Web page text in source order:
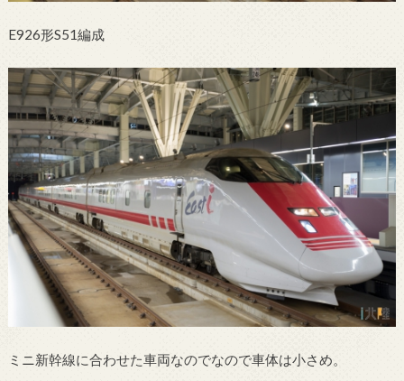
E926形S51編成
ミニ新幹線に合わせた車両なのでなので車体は小さめ。